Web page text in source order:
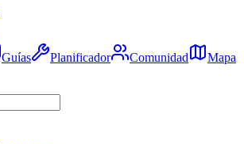
Guías Planificador Comunidad
Mapa